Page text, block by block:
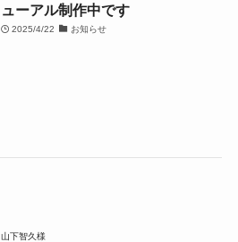
ューアル制作中です
2025/4/22 お知らせ
山下智久様